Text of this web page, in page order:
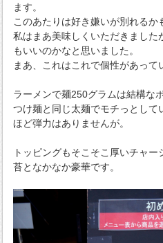
ます。
このあたりは好き嫌いが別れるか
私はまあ美味しくいただきまし
もいいのかなと思いました。
まあ、これはこれで個性があって
ラーメンで麺250グラムは結構な
つけ麺と同じ太麺でモチっとし
ほど弾力はありませんが。
トッピングもそこそこ厚いチャ
苔となかなか豪華です。